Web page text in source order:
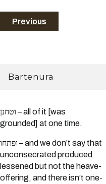
Previous
Bartenura
וטחנן – all of it [was
grounded] at one time.
ופתחו – and we don’t say that
unconsecrated produced
lessened but not the heave-
offering, and there isn’t one-